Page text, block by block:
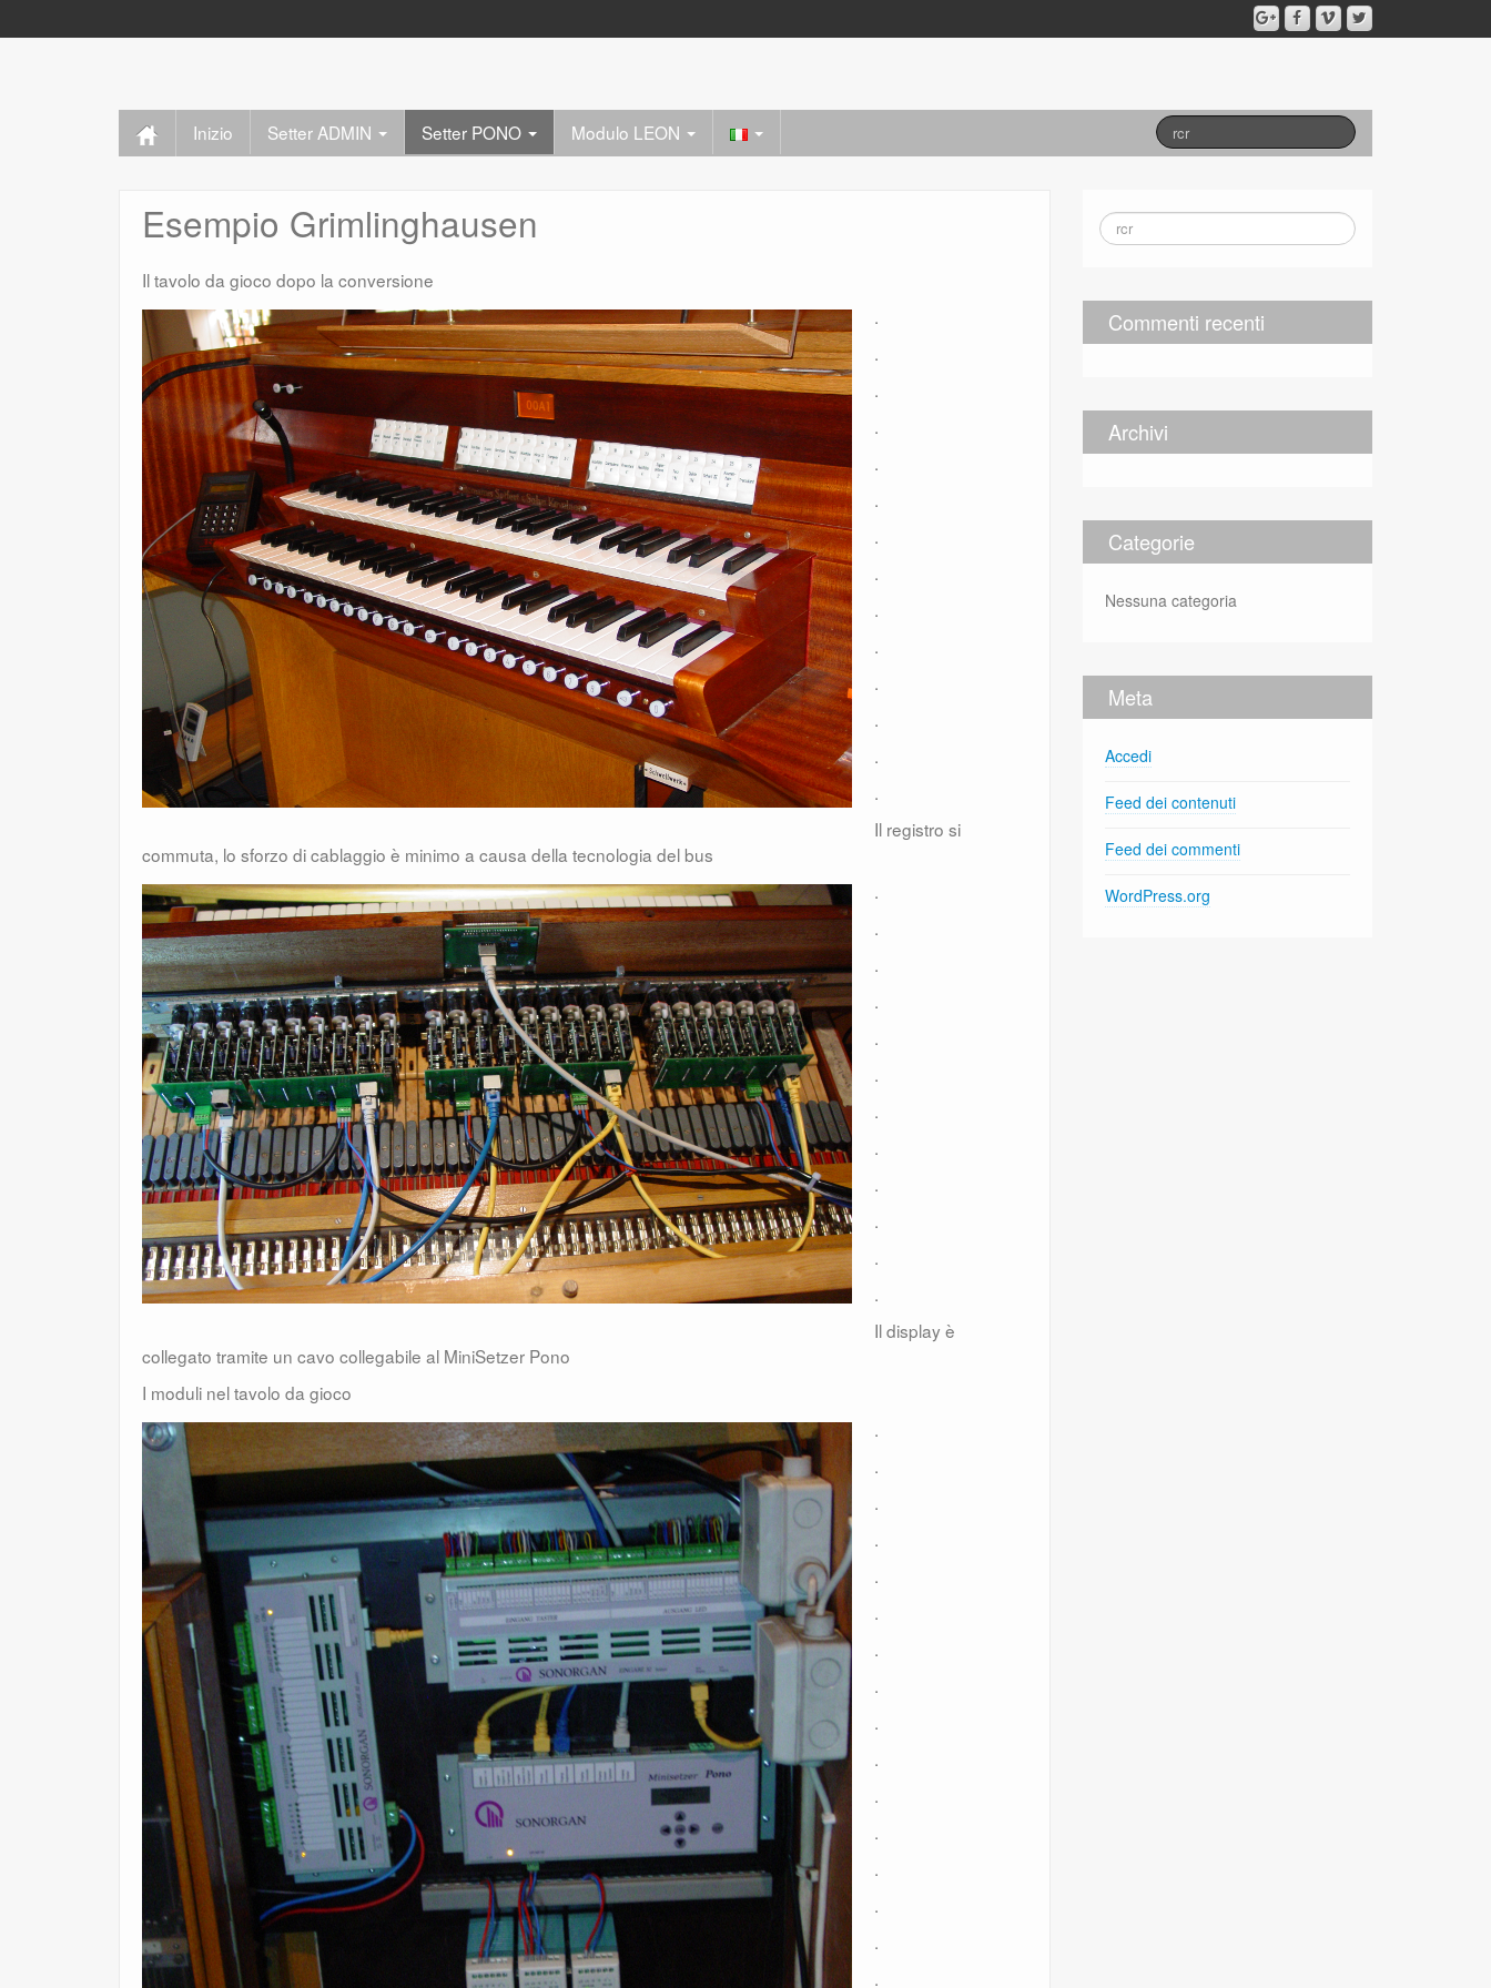
Inizio Setter ADMIN Setter PONO Modulo LEON
Esempio Grimlinghausen
Il tavolo da gioco dopo la conversione
.
.
.
.
.
.
.
.
.
.
.
.
.
.
Il registro si
commuta, lo sforzo di cablaggio è minimo a causa della tecnologia del bus
.
.
.
.
.
.
.
.
.
.
.
.
Il display è
collegato tramite un cavo collegabile al MiniSetzer Pono
I moduli nel tavolo da gioco
.
.
.
.
.
.
.
.
.
.
.
.
.
.
.
.
Commenti recenti
Archivi
Categorie
Nessuna categoria
Meta
Accedi
Feed dei contenuti
Feed dei commenti
WordPress.org